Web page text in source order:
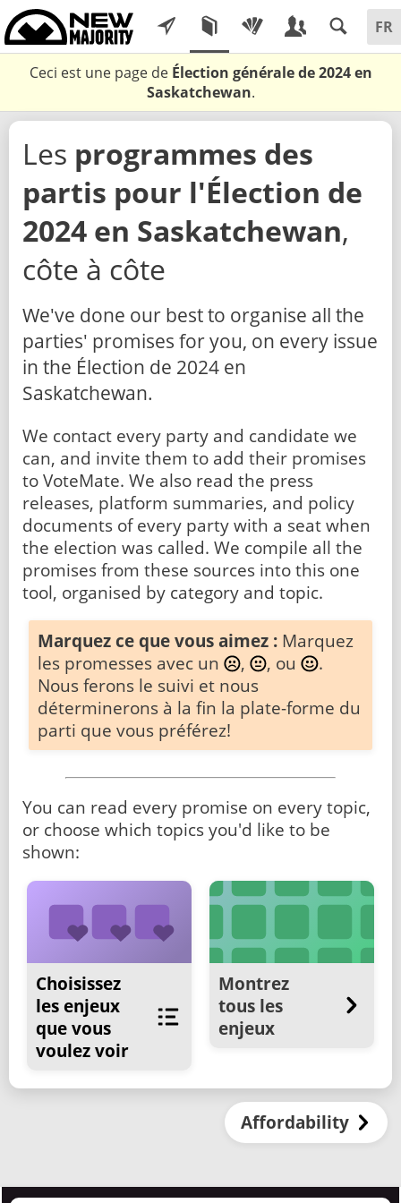
Ceci est une page de Élection générale de 2024 en
Saskatchewan.
Les programmes des
partis pour l'Élection de
2024 en Saskatchewan,
côte à côte
We've done our best to organise all the
parties' promises for you, on every issue
in the Élection de 2024 en
Saskatchewan.
We contact every party and candidate we
can, and invite them to add their promises
to VoteMate. We also read the press
releases, platform summaries, and policy
documents of every party with a seat when
the election was called. We compile all the
promises from these sources into this one
tool, organised by category and topic.
Marquez ce que vous aimez : Marquez
les promesses avec un
, , ou
.
Nous ferons le suivi et nous
déterminerons à la fin la plate-forme du
parti que vous préférez!
You can read every promise on every topic,
or choose which topics you'd like to be
shown:
Choisissez
les enjeux
que vous
voulez voir
Montrez
tous les
enjeux
Affordability